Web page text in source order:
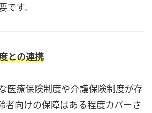
す。
との連携
医療保険制度や介護保険制度が存
者向けの保障はある程度カバーさ